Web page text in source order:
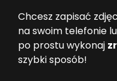
Chcesz zapisać
na swoim telefonie
po prostu wykonaj
szybki sposób!